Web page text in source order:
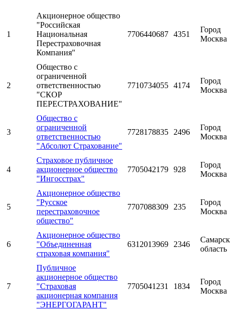
1
Акционерное общество
"Российская
Национальная
Перестраховочная
Компания"
7706440687 4351
Город
Москва
2
Общество с
ограниченной
ответственностью
"СКОР
ПЕРЕСТРАХОВАНИЕ"
7710734055 4174
Город
Москва
3
Общество с
ограниченной
ответственностью
"Абсолют Страхование"
7728178835 2496
Город
Москва
4
Страховое публичное
акционерное общество
"Ингосстрах"
7705042179 928
Город
Москва
5
Акционерное общество
"Русское
перестраховочное
общество"
7707088309 235
Город
Москва
6
Акционерное общество
"Объединенная
страховая компания"
6312013969 2346
область
7
Публичное
акционерное общество
"Страховая
акционерная компания
"ЭНЕРГОГАРАНТ"
7705041231 1834
Город
Москва